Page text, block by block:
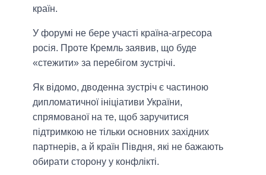
країн.
У форумі не бере участі країна-агресора
росія. Проте Кремль заявив, що буде
«стежити» за перебігом зустрічі.
Як відомо, дводенна зустріч є частиною
дипломатичної ініціативи України,
спрямованої на те, щоб заручитися
підтримкою не тільки основних західних
партнерів, а й країн Півдня, які не бажають
обирати сторону у конфлікті.